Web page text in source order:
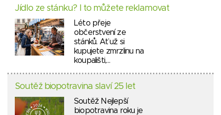
Jídlo ze stánku? I to můžete reklamovat
Léto přeje
občerstvení ze
stánků. Ať už si
kupujete zmrzlinu na
koupališti,…
Soutěž biopotravina slaví 25 let
Soutěž Nejlepší
biopotravina roku je